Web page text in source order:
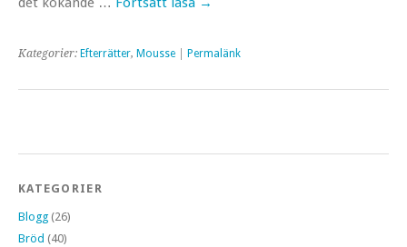
Kategorier: Efterrätter, Mousse Permalänk
KATEGORIER
Blogg (26)
Bröd (40)